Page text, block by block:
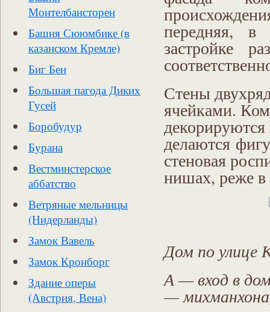
Монтелбансторен
Башня Сююмбике (в
казанском Кремле)
Биг Бен
Большая пагода Диких
Гусей
Боробудур
Бурана
Вестминстерское
аббатство
Ветряные мельницы
(Нидерланды)
Замок Вавель
Замок Кронборг
Здание оперы
(Австрия, Вена)
передняя, в
застройке
Стены
ячейками.
делаются
стеновая
нишах, реже в
Дом по улице
А — вход в
—